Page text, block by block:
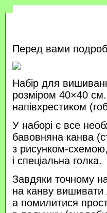
Перед вами
Набір для
розміром 40×40
напівхрестиком
У наборі є все
бавовняна канва
з рисунком-
і спеціальна голка.
Завдяки точному
на канву вишивати
а помилитися